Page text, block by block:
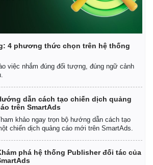
4 phương thức chọn trên hệ thống
việc nhắm đúng đối tượng, đúng ngữ cảnh
dẫn cách tạo chiến dịch quảng
trên SmartAds
khảo ngay trọn bộ hướng dẫn cách tạo
chiến dịch quảng cáo mới trên SmartAds.
phá hệ thống Publisher đối tác của